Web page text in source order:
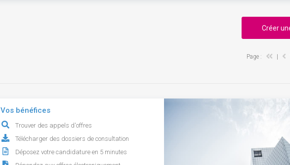
Créer
Page :
Vos bénéfices
Trouver des appels d'offres
Télécharger des dossiers de consultation
Déposez votre candidature en 5 minutes